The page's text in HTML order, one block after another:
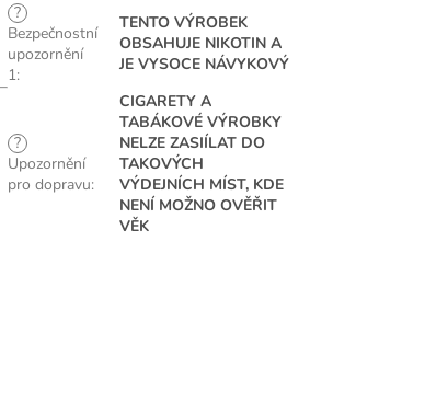
?
Bezpečnostní
upozornění
1:
TENTO VÝROBEK
OBSAHUJE NIKOTIN A
JE VYSOCE NÁVYKOVÝ
?
Upozornění
pro dopravu:
CIGARETY A
TABÁKOVÉ VÝROBKY
NELZE ZASIÍLAT DO
TAKOVÝCH
VÝDEJNÍCH MÍST, KDE
NENÍ MOŽNO OVĚŘIT
VĚK